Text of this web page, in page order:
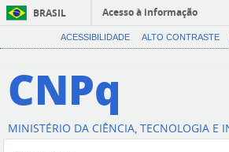
BRASIL
Acesso à informação
ACESSIBILIDADE ALTO CONTRASTE
CNPq
MINISTÉRIO DA CIÊNCIA, TECNOLOGIA E